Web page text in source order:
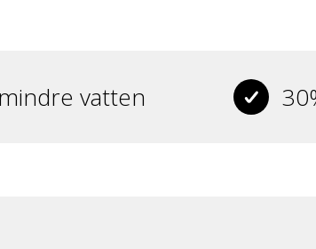
vatten